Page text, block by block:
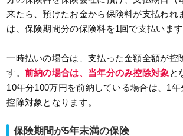
来たら、預けたお金から保険料が支払われ
は、保険期間分の保険料を1回で支払います
一時払いの場合は、支払った金額全額が控
す。 前納の場合は、当年分のみ控除対象 と
10年分100万円を前納している場合は、1
控除対象となります。
保険期間が5年未満の保険